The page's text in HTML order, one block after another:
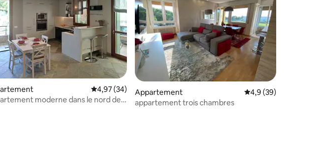
sur la base de 15 commentaires : 4,67 sur 5
Évaluation moyenne sur la base de 34 commentaires : 4,97 sur 5
4,97 (34)
moderne dans le nord de
Appartement Évaluation moyenne
4,9 (39)
appartement trois chambres